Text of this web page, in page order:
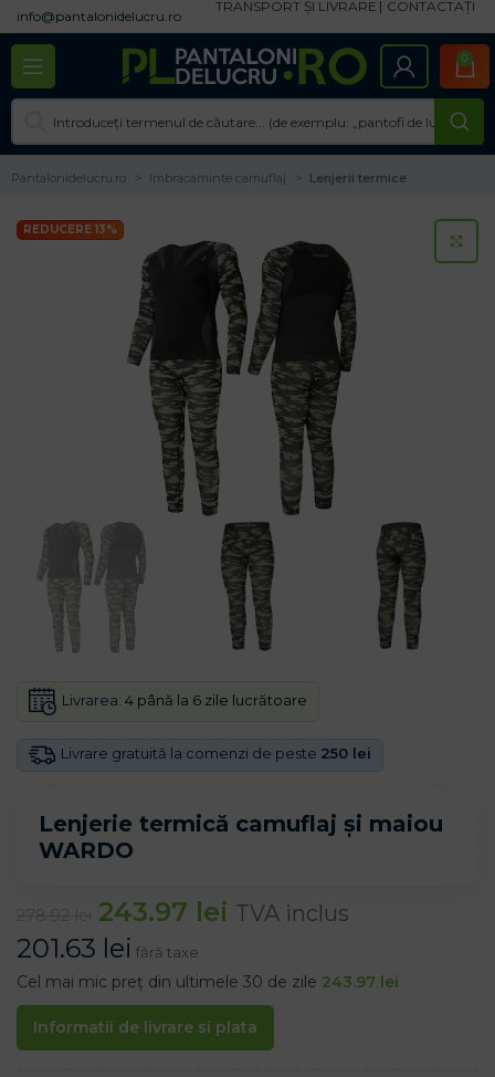
info@pantalonidelucru.ro
TRANSPORT ȘI LIVRARE CONTACTAȚI
0
Pantalonidelucru.ro Imbracaminte camuflaj Lenjerii termice
REDUCERE 13%
Lenjerie termică camuflaj și maiou
WARDO
Livrare gratuită la comenzi de peste 250 lei
Livrarea: 4 până la 6 zile lucrătoare
243.97 lei TVA inclus
201.63 lei fără taxe
Cel mai mic preț din ultimele 30 de zile 243.97 lei
Informatii de livrare si plata